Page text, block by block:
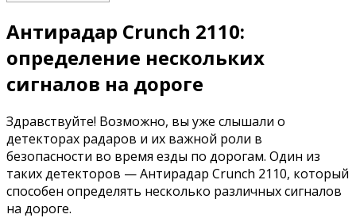
Антирадар Crunch 2110:
определение нескольких
сигналов на дороге
Здравствуйте! Возможно, вы уже слышали о
детекторах радаров и их важной роли в
безопасности во время езды по дорогам. Один из
таких детекторов — Антирадар Crunch 2110, который
способен определять несколько различных сигналов
на дороге.